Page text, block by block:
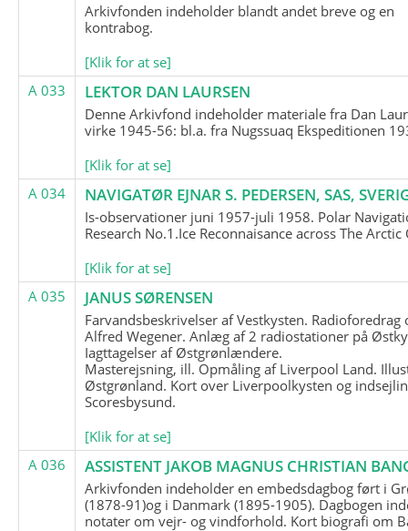
Arkivfonden indeholder blandt andet breve og en
kontrabog.
[Klik for at se]
A 033
LEKTOR DAN LAURSEN
Denne Arkivfond indeholder materiale fra Dan
virke 1945-56: bl.a. fra Nugssuaq Ekspeditionen
[Klik for at se]
A 034
NAVIGATØR EJNAR S. PEDERSEN, SAS,
Is-observationer juni 1957-juli 1958. Polar
Research No.1.Ice Reconnaisance across The Arctic
[Klik for at se]
A 035
JANUS SØRENSEN
Farvandsbeskrivelser af Vestkysten. Radioforedrag
Alfred Wegener. Anlæg af 2 radiostationer på
Iagttagelser af Østgrønlændere.
Masterejsning, ill. Opmåling af Liverpool Land.
Østgrønland. Kort over Liverpoolkysten og
Scoresbysund.
[Klik for at se]
A 036
ASSISTENT JAKOB MAGNUS CHRISTIAN
Arkivfonden indeholder en embedsdagbog ført i
(1878-91)og i Danmark (1895-1905). Dagbogen
notater om vejr- og vindforhold. Kort biografi om